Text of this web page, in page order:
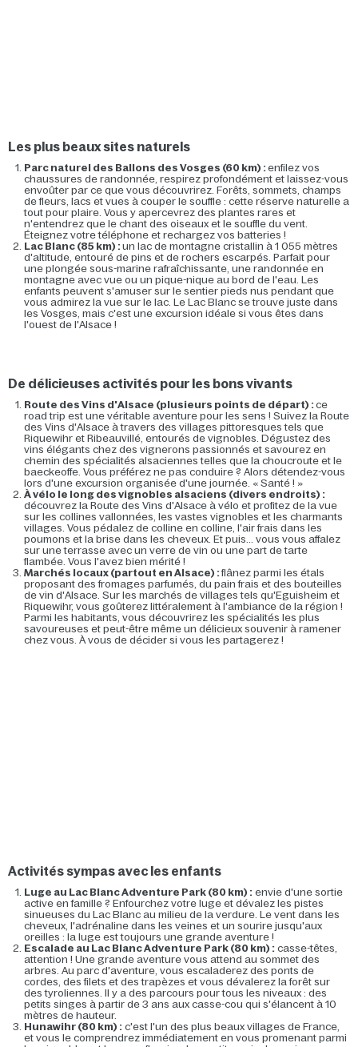
Les plus beaux sites naturels
Parc naturel des Ballons des Vosges (60 km) :enfilez vos
chaussures de randonnée, respirez profondément et laissez-vous
envoûter par ce que vous découvrirez. Forêts, sommets, champs
de fleurs, lacs et vues à couper le souffle : cette réserve naturelle a
tout pour plaire. Vous y apercevrez des plantes rares et
n'entendrez que le chant des oiseaux et le souffle du vent.
Éteignez votre téléphone et rechargez vos batteries !
Lac Blanc (85 km) :un lac de montagne cristallin à 1 055 mètres
d'altitude, entouré de pins et de rochers escarpés. Parfait pour
une plongée sous-marine rafraîchissante, une randonnée en
montagne avec vue ou un pique-nique au bord de l'eau. Les
enfants peuvent s'amuser sur le sentier pieds nus pendant que
vous admirez la vue sur le lac. Le Lac Blanc se trouve juste dans
les Vosges, mais c'est une excursion idéale si vous êtes dans
l'ouest de l'Alsace !
De délicieuses activités pour les bons vivants
Route des Vins d'Alsace (plusieurs points de départ) :ce
road trip est une véritable aventure pour les sens ! Suivez la Route
des Vins d'Alsace à travers des villages pittoresques tels que
Riquewihr et Ribeauvillé, entourés de vignobles. Dégustez des
vins élégants chez des vignerons passionnés et savourez en
chemin des spécialités alsaciennes telles que la choucroute et le
baeckeoffe. Vous préférez ne pas conduire ? Alors détendez-vous
lors d'une excursion organisée d'une journée. « Santé ! »
À vélo le long des vignobles alsaciens (divers endroits) :
découvrez la Route des Vins d'Alsace à vélo et profitez de la vue
sur les collines vallonnées, les vastes vignobles et les charmants
villages. Vous pédalez de colline en colline, l'air frais dans les
poumons et la brise dans les cheveux. Et puis... vous vous affalez
sur une terrasse avec un verre de vin ou une part de tarte
flambée. Vous l'avez bien mérité !
Marchés locaux (partout en Alsace) :flânez parmi les étals
proposant des fromages parfumés, du pain frais et des bouteilles
de vin d'Alsace. Sur les marchés de villages tels qu'Eguisheim et
Riquewihr, vous goûterez littéralement à l'ambiance de la région !
Parmi les habitants, vous découvrirez les spécialités les plus
savoureuses et peut-être même un délicieux souvenir à ramener
chez vous. À vous de décider si vous les partagerez !
Activités sympas avec les enfants
Luge au Lac Blanc Adventure Park (80 km) : envie d'une sortie
active en famille ? Enfourchez votre luge et dévalez les pistes
sinueuses du Lac Blanc au milieu de la verdure. Le vent dans les
cheveux, l'adrénaline dans les veines et un sourire jusqu'aux
oreilles : la luge est toujours une grande aventure !
Escalade au Lac Blanc Adventure Park (80 km) : casse-têtes,
attention ! Une grande aventure vous attend au sommet des
arbres. Au parc d'aventure, vous escaladerez des ponts de
cordes, des filets et des trapèzes et vous dévalerez la forêt sur
des tyroliennes. Il y a des parcours pour tous les niveaux : des
petits singes à partir de 3 ans aux casse-cou qui s'élancent à 10
mètres de hauteur.
Hunawihr (80 km) : c'est l'un des plus beaux villages de France,
et vous le comprendrez immédiatement en vous promenant parmi